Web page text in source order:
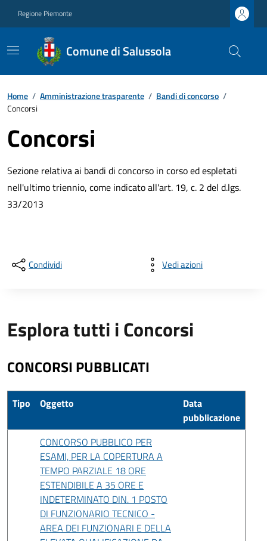
Regione Piemonte
Comune di Salussola
Home / Amministrazione trasparente / Bandi di concorso /
Concorsi
Concorsi
Sezione relativa ai bandi di concorso in corso ed espletati
nell'ultimo triennio, come indicato all'art. 19, c. 2 del d.lgs.
33/2013
Condividi Vedi azioni
Esplora tutti i Concorsi
CONCORSI PUBBLICATI
Tipo Oggetto
Data
pubblicazione
CONCORSO PUBBLICO PER
ESAMI, PER LA COPERTURA A
TEMPO PARZIALE 18 ORE
ESTENDIBILE A 35 ORE E
INDETERMINATO DIN. 1 POSTO
DI FUNZIONARIO TECNICO -
AREA DEI FUNZIONARI E DELLA